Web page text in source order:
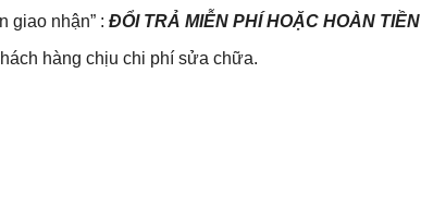
giao nhận” : ĐỔI TRẢ MIỄN PHÍ HOẶC HOÀN TIỀN
hàng chịu chi phí sửa chữa.